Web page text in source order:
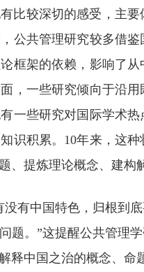
比较深切的感受，主
公共管理研究较多借
框架的依赖，影响了
，一些研究倾向于沿
一些研究对国际学术
识积累。10年来，这
提炼理论概念、建构
有中国特色，归根到
题。”这提醒公共管理
释中国之治的概念、命